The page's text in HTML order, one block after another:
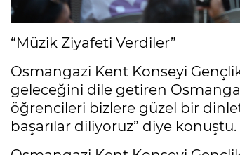
“Müzik Ziyafeti Verdiler”
Osmangazi Kent Konseyi
geleceğini dile getiren
öğrencileri bizlere güzel bir
başarılar diliyoruz” diye konuştu.